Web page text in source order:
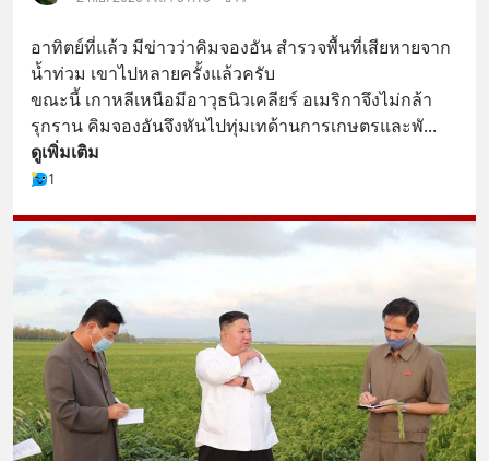
อาทิตย์ที่แล้ว มีข่าวว่าคิมจองอัน สำรวจพื้นที่เสียหายจาก
น้ำท่วม เขาไปหลายครั้งแล้วครับ
ขณะนี้ เกาหลีเหนือมีอาวุธนิวเคลียร์ อเมริกาจึงไม่กล้า
รุกราน คิมจองอันจึงหันไปทุ่มเทด้านการเกษตรและพั...
ดูเพิ่มเติม
1